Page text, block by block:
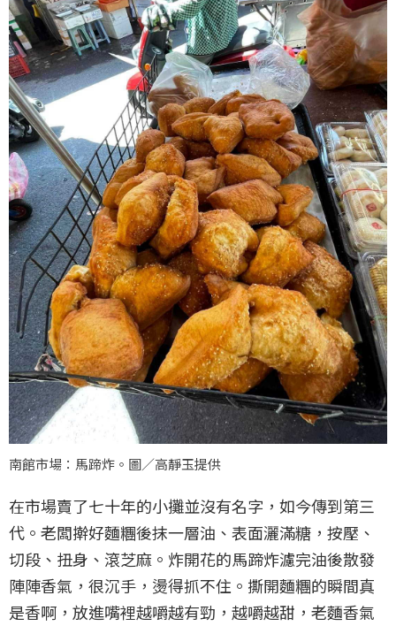
南館市場：馬蹄炸。圖／高靜玉提供
在市場賣了七十年的小攤並沒有名字，如今傳到第三
代。老闆擀好麵糰後抹一層油、表面灑滿糖，按壓、
切段、扭身、滾芝麻。炸開花的馬蹄炸濾完油後散發
陣陣香氣，很沉手，燙得抓不住。撕開麵糰的瞬間真
是香啊，放進嘴裡越嚼越有勁，越嚼越甜，老麵香氣